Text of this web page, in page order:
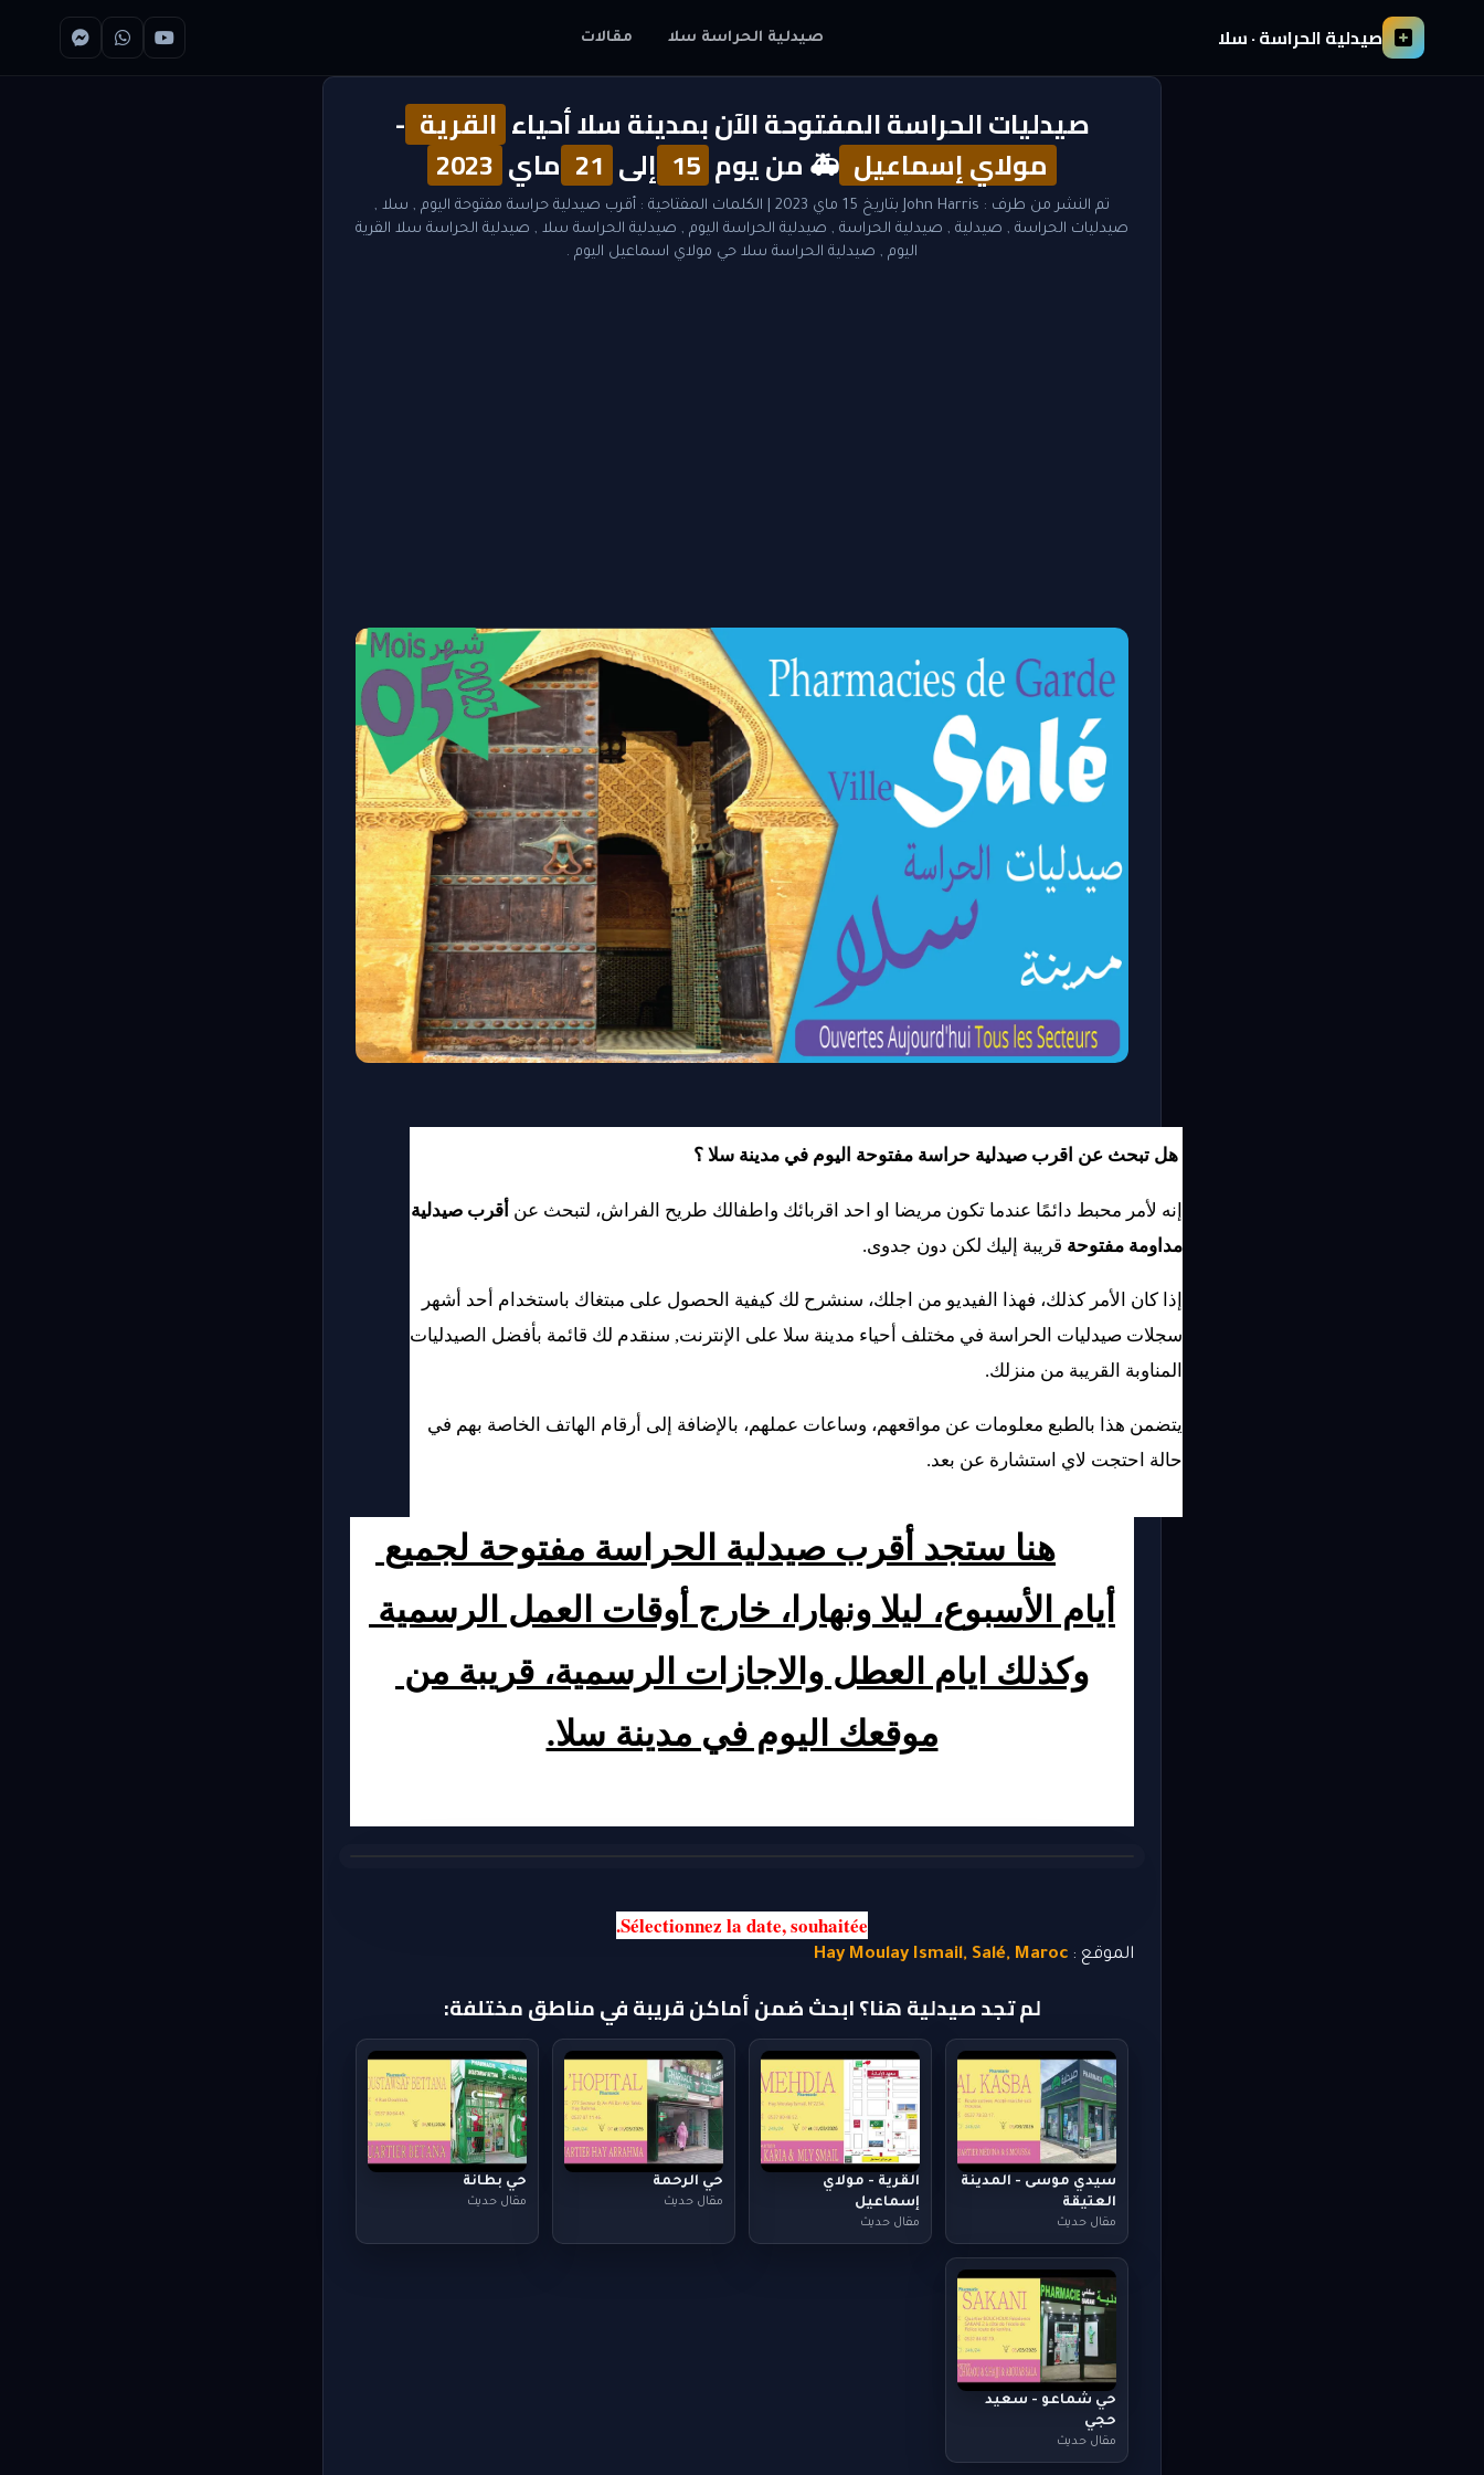
صيدلية الحراسة · سلا صيدلية الحراسة سلا مقالات
صيدليات الحراسة المفتوحة الآن بمدينة سلا أحياءالقرية -
مولاي إسماعيل 🚑 من يوم 15 إلى 21 ماي 2023
تم النشر من طرف : John Harris بتاريخ 15 ماي 2023 | الكلمات المفتاحية : أقرب صيدلية حراسة مفتوحة اليوم , سلا ,
صيدليات الحراسة , صيدلية , صيدلية الحراسة , صيدلية الحراسة اليوم , صيدلية الحراسة سلا , صيدلية الحراسة سلا القرية
اليوم , صيدلية الحراسة سلا حي مولاي اسماعيل اليوم .
إنه لأمر محبط دائمًا عندما تكون مريضا او احد اقربائك واطفالك طريح الفراش، لتبحث عن
مداومة مفتوحة قريبة إليك لكن دون جدوى.
المناوبة القريبة من منزلك.
حالة احتجت لاي استشارة عن بعد.
موقعك اليوم في مدينة سلا.
Sélectionnez la date, souhaitée.
الموقع : Hay Moulay Ismail, Salé, Maroc
لم تجد صيدلية هنا؟ ابحث ضمن أماكن قريبة في مناطق مختلفة:
سيدي موسى - المدينة
العتيقة
مقال حديث
القرية - مولاي
إسماعيل
مقال حديث
حي الرحمة
مقال حديث
حي بطانة
مقال حديث
حي شماعو - سعيد
حجي
مقال حديث